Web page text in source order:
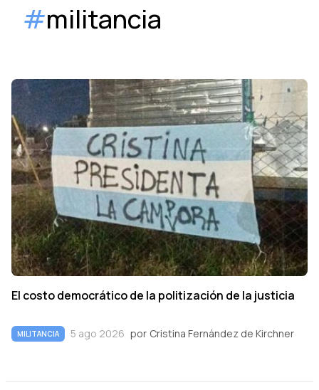
#militancia
El costo democrático de la politización de la justicia
MILITANCIA 5 ago 2026 por Cristina Fernández de Kirchner